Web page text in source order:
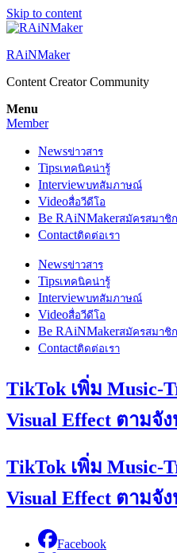
Skip to content
RAiNMaker
Content Creator Community
Menu
Member
Newsข่าวสาร
Tipsเทคนิคน่ารู้
Interviewบทสัมภาษณ์
Videoสื่อวีดีโอ
Be RAiNMakerสมัครสมาชิก
Contactติดต่อเรา
Newsข่าวสาร
Tipsเทคนิคน่ารู้
Interviewบทสัมภาษณ์
Videoสื่อวีดีโอ
Be RAiNMakerสมัครสมาชิก
Contactติดต่อเรา
TikTok เพิ่ม Music-
Visual Effect ตามจั
TikTok เพิ่ม Music-
Visual Effect ตามจั
Facebook